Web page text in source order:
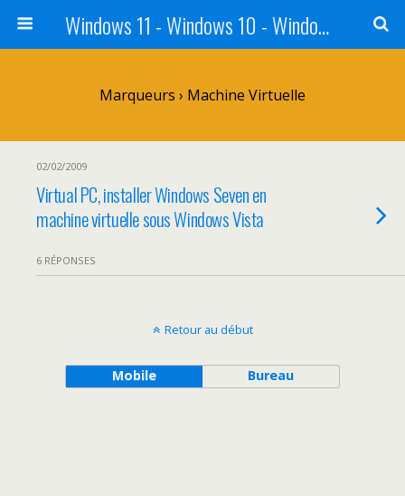
Windows 11 - Windows 10 - Windows 8 - Windows 7 - VISTA
Marqueurs › Machine Virtuelle
02/02/2009
Virtual PC, installer Windows Seven en
machine virtuelle sous Windows Vista
6 RÉPONSES
Retour au début
Mobile Bureau